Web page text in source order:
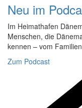
Neu im
Im Heimathafen
Menschen, die
kennen – vom
Zum Podcast